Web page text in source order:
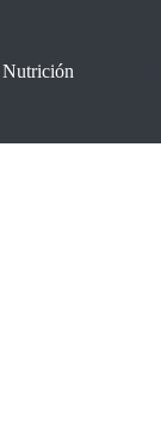
Nutrición